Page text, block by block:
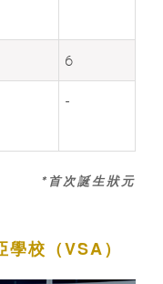
6
-
*首次誕生狀元
校（VSA）